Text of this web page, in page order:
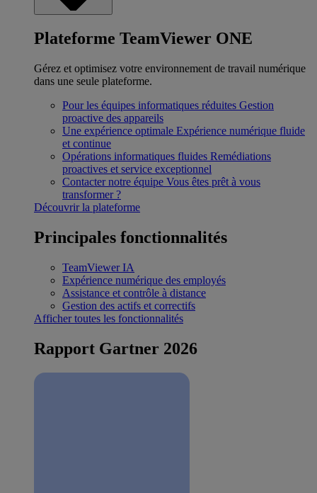
Plateforme TeamViewer ONE
Gérez et optimisez votre environnement de travail numérique
dans une seule plateforme.
Pour les équipes informatiques réduites Gestion
proactive des appareils
Une expérience optimale Expérience numérique fluide
et continue
Opérations informatiques fluides Remédiations
proactives et service exceptionnel
Contacter notre équipe Vous êtes prêt à vous
transformer ?
Découvrir la plateforme
Principales fonctionnalités
TeamViewer IA
Expérience numérique des employés
Assistance et contrôle à distance
Gestion des actifs et correctifs
Afficher toutes les fonctionnalités
Rapport Gartner 2026